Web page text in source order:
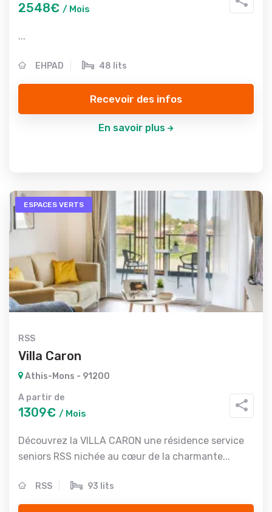
2548€ / Mois
...
EHPAD 48 lits
Recevoir des infos
En savoir plus
ESPACES VERTS
RSS
Villa Caron
Athis-Mons - 91200
A partir de
1309€ / Mois
Découvrez la VILLA CARON une résidence service
seniors RSS nichée au cœur de la charmante...
RSS 93 lits